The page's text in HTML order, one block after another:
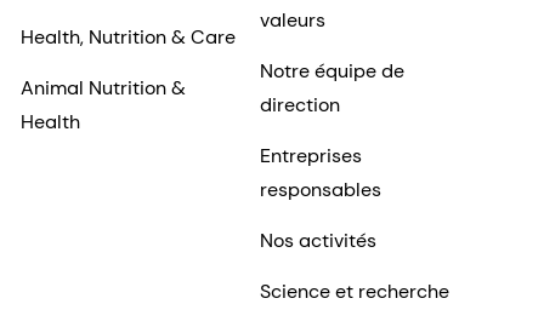
Health, Nutrition & Care
Animal Nutrition &
Health
valeurs
Notre équipe de
direction
Entreprises
responsables
Nos activités
Science et recherche